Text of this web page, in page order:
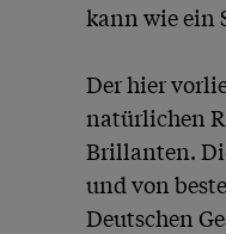
kann wie ein
Der hier
natürlichen
Brillanten.
und von
Deutschen